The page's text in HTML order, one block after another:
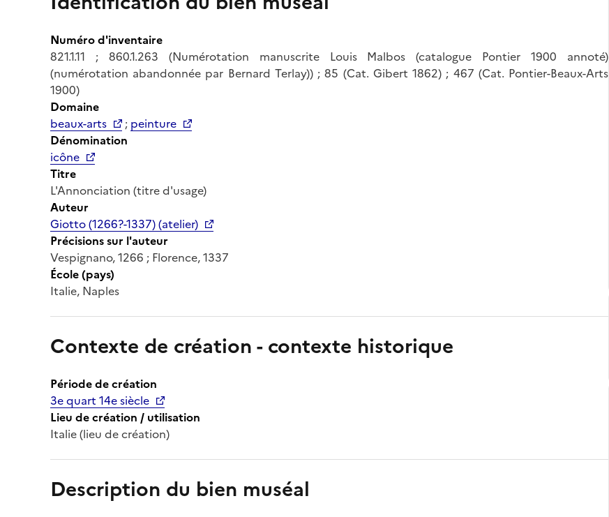
Numéro d'inventaire
821.1.11 ; 860.1.263 (Numérotation manuscrite Louis Malbos (catalogue Pontier 1900 annoté)
(numérotation abandonnée par Bernard Terlay)) ; 85 (Cat. Gibert 1862) ; 467 (Cat. Pontier-Beaux-Arts
1900)
Domaine
beaux-arts
; peinture
Dénomination
icône
Titre
L'Annonciation (titre d'usage)
Auteur
Giotto (1266?-1337) (atelier)
Précisions sur l'auteur
Vespignano, 1266 ; Florence, 1337
École (pays)
Italie, Naples
Contexte de création - contexte historique
Période de création
3e quart 14e siècle
Lieu de création / utilisation
Italie (lieu de création)
Description du bien muséal